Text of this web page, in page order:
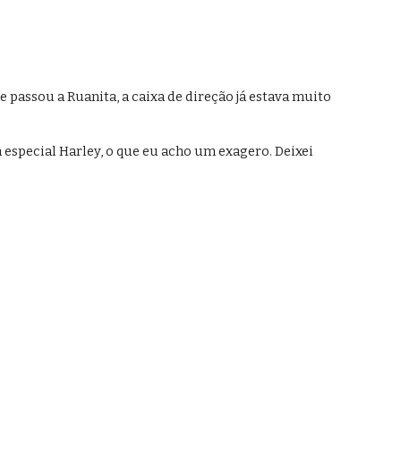
a Ruanita, a caixa de direção já estava muito
Harley, o que eu acho um exagero. Deixei